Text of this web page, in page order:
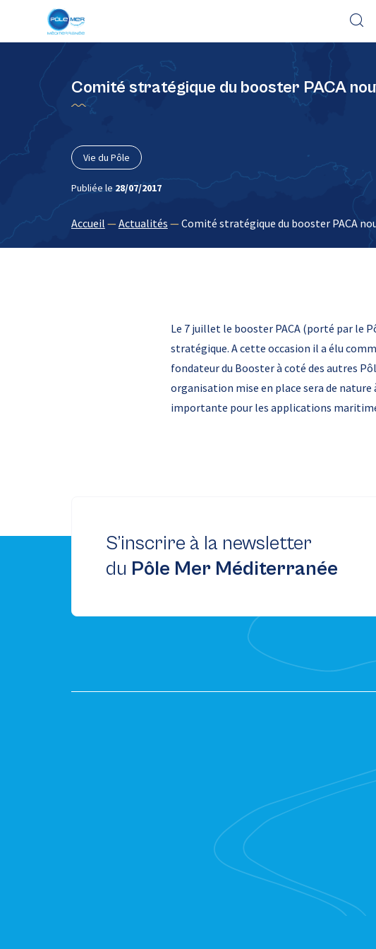
Comité stratégique du booster PACA
Vie du Pôle
Publiée le 28/07/2017
Accueil —Actualités —Comité stratégique du booster PACA
Le 7 juillet le booster PACA (porté par le
stratégique. A cette occasion il a élu
fondateur du Booster à coté des autres
organisation mise en place sera de
importante pour les applications
S’inscrire à la newsletter
du Pôle Mer Méditerranée
Panneau de gestion des cookies